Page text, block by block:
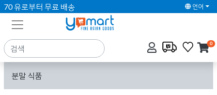
70 유로부터 무료 배송 언어
0
분말 식품